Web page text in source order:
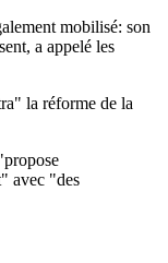
mobilisé: son
a appelé les
la réforme de la
avec "des